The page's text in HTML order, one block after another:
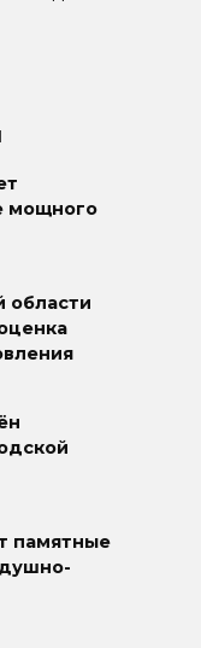
мощного
области
памятные